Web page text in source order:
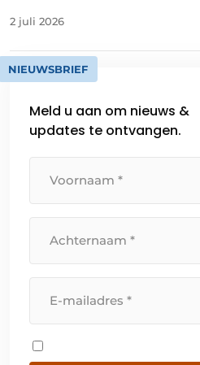
2 juli 2026
NIEUWSBRIEF
Meld u aan om nieuws &
updates te ontvangen.